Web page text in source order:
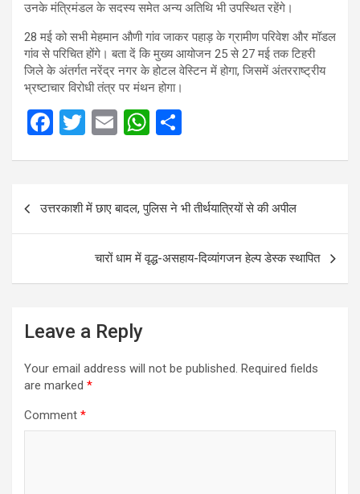
उनके मंत्रिमंडल के सदस्य समेत अन्य अतिथि भी उपस्थित रहेंगे।
28 मई को सभी मेहमान औणी गांव जाकर पहाड़ के ग्रामीण परिवेश और मॉडल
गांव से परिचित होंगे। बता दें कि मुख्य आयोजन 25 से 27 मई तक टिहरी
जिले के अंतर्गत नरेंद्र नगर के होटल वेस्टिन में होगा, जिसमें अंतरराष्ट्रीय
भ्रष्टाचार विरोधी तंत्र पर मंथन होगा।
F
b
o
k
T
er
E
W
s
A
p
p
e
उत्तरकाशी में छाए बादल, पुलिस ने भी तीर्थयात्रियों से की अपील
चारों धाम में वृद्ध-असहाय-दिव्यांगजन हेल्प डेस्क स्थापित
Leave a Reply
Your email address will not be published. Required fields
are marked *
Comment *